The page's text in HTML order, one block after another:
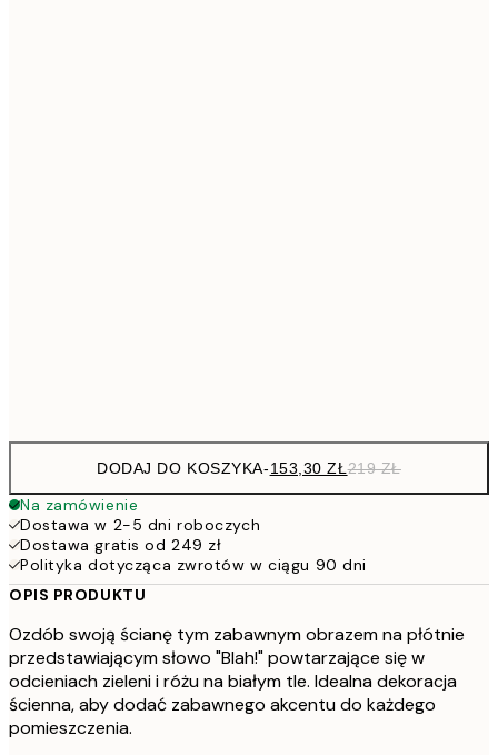
DODAJ DO KOSZYKA-153,30 ZŁ219 ZŁ
Na zamówienie
Dostawa w 2-5 dni roboczych
Dostawa gratis od 249 zł
Polityka dotycząca zwrotów w ciągu 90 dni
OPIS PRODUKTU
Ozdób swoją ścianę tym zabawnym obrazem na płótnie
przedstawiającym słowo "Blah!" powtarzające się w
odcieniach zieleni i różu na białym tle. Idealna dekoracja
ścienna, aby dodać zabawnego akcentu do każdego
pomieszczenia.